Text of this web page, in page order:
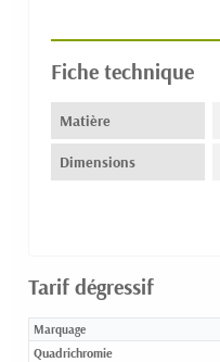
Fiche technique
Matière
Dimensions
Tarif dégressif
Marquage
Quadrichromie